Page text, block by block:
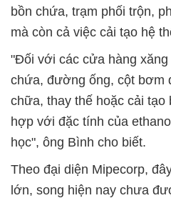
bồn chứa, trạm phối trộn,
mà còn cả việc cải tạo hệ
"Đối với các cửa hàng xăng
chứa, đường ống, cột bơm
chữa, thay thế hoặc cải tạo
hợp với đặc tính của
học", ông Bình cho biết.
Theo đại diện Mipecorp,
lớn, song hiện nay chưa